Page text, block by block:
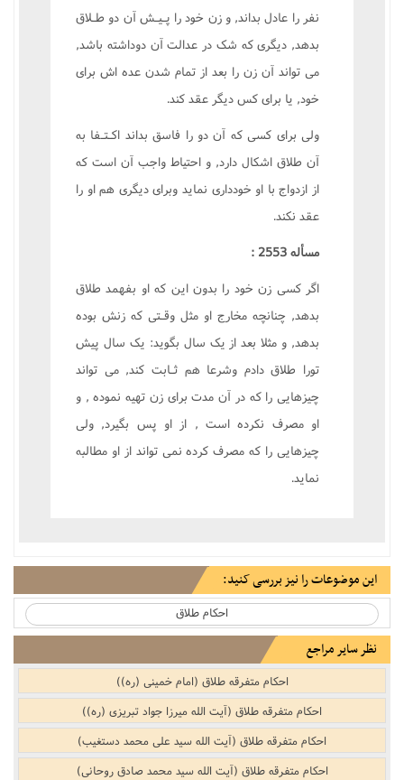
نفر را عادل بداند, و زن خود را پـيـش آن دو طـلاق
بدهد, ديگرى که شک در عدالت آن دوداشته باشد,
مى تواند آن زن را بعد از تمام شدن عده اش براى
خود, يا براى کس ديگر عقد کند.
ولى براى کسى که آن دو را فاسق بداند اکـتـفا به
آن طلاق اشکال دارد, و احتياط واجب آن است که
از ازدواج با او خوددارى نمايد وبراى ديگرى هم او را
عقد نکند.
مسأله 2553 :
اگر کسى زن خود را بدون اين که او بفهمد طلاق
بدهد, چنانچه مخارج او مثل وقـتى که زنش بوده
بدهد, و مثلا بعد از يک سال بگويد: يک سال پيش
تورا طلاق دادم وشرعا هم ثـابت کند, مى تواند
چيزهايى را که در آن مدت براى زن تهيه نموده , و
او مصرف نکرده است , از او پس بگيرد, ولى
چيزهايى را که مصرف کرده نمى تواند از او مطالبه
نمايد.
این موضوعات را نیز بررسی کنید:
احکام طلاق
نظر سایر مراجع
احکام متفرقه طلاق (امام خمینی (ره))
احکام متفرقه طلاق (آیت الله میرزا جواد تبریزی (ره))
احکام متفرقه طلاق (آیت الله سید علی محمد دستغیب)
احکام متفرقه طلاق (آیت الله سید محمد صادق روحانی)